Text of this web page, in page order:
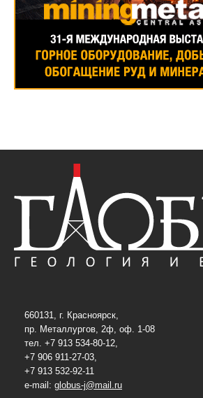
660131, г. Красноярск,
пр. Металлургов, 2ф, оф. 1-08
тел. +7 913 534-80-12,
+7 906 911-27-03,
+7 913 532-92-11
e-mail: globus-j@mail.ru